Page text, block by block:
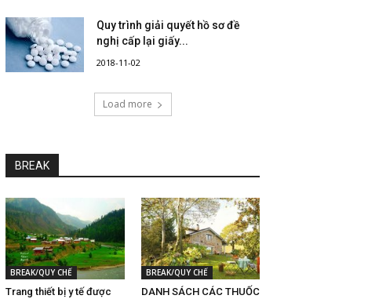
Quy trình giải quyết hồ sơ đề
nghị cấp lại giấy...
2018-11-02
Load more
BREAK
BREAK/QUY CHẾ
Trang thiết bị y tế được
BREAK/QUY CHẾ
DANH SÁCH CÁC THUỐC